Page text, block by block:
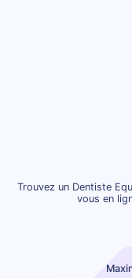
Trouvez un Dentiste
vous en